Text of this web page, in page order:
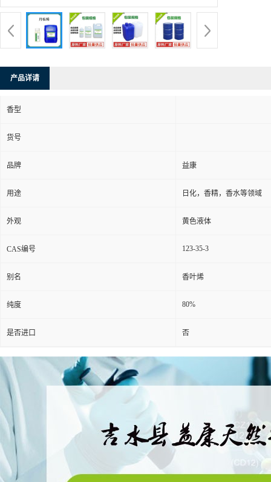
产品详请
香型
货号
品牌 益康
用途 日化，香精，香水等领域
外观 黄色液体
CAS编号 123-35-3
别名 香叶烯
纯度 80%
是否进口 否